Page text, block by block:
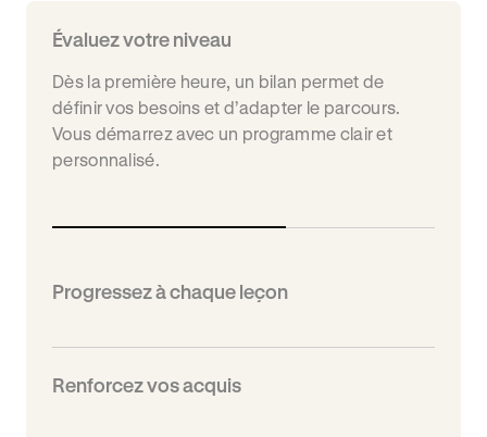
Évaluez votre niveau
Progressez à chaque leçon
Chaque cours se termine par un suivi dans
étape par étape, et vos parents peuvent aussi
Renforcez vos acquis